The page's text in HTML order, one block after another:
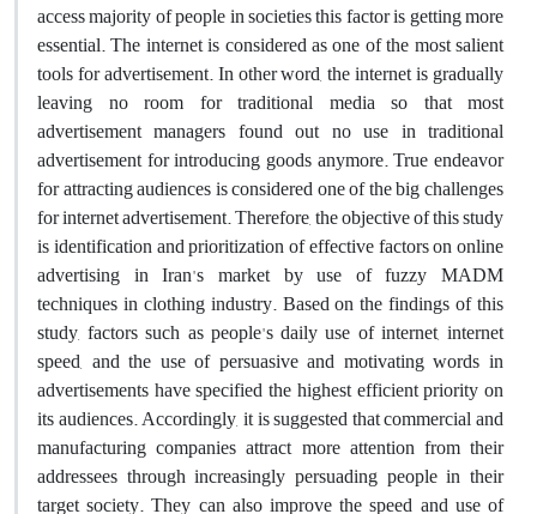
access majority of people in societies this factor is getting more
essential. The internet is considered as one of the most salient
tools for advertisement. In other word, the internet is gradually
leaving no room for traditional media so that most
advertisement managers found out no use in traditional
advertisement for introducing goods anymore. True endeavor
for attracting audiences is considered one of the big challenges
for internet advertisement. Therefore, the objective of this study
is identification and prioritization of effective factors on online
advertising in Iran's market by use of fuzzy MADM
techniques in clothing industry. Based on the findings of this
study, factors such as people's daily use of internet, internet
speed, and the use of persuasive and motivating words in
advertisements have specified the highest efficient priority on
its audiences. Accordingly, it is suggested that commercial and
manufacturing companies attract more attention from their
addressees through increasingly persuading people in their
target society. They can also improve the speed and use of